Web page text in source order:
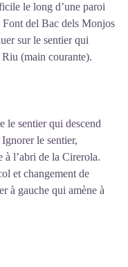
le long d’une paroi
Font del Bac dels Monjos
sur le sentier qui
Riu (main courante).
le sentier qui descend
le sentier,
à l’abri de la Cirerola.
et changement de
à gauche qui amène à